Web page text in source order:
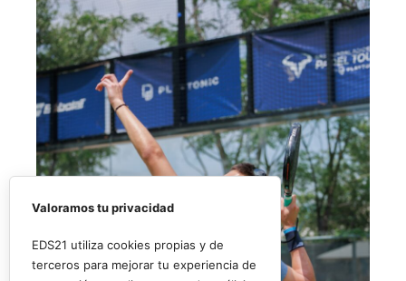
Valoramos tu privacidad
EDS21 utiliza cookies propias y de
terceros para mejorar tu experiencia de